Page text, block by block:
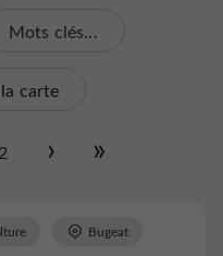
Mots clés...
carte
2
Bugeat